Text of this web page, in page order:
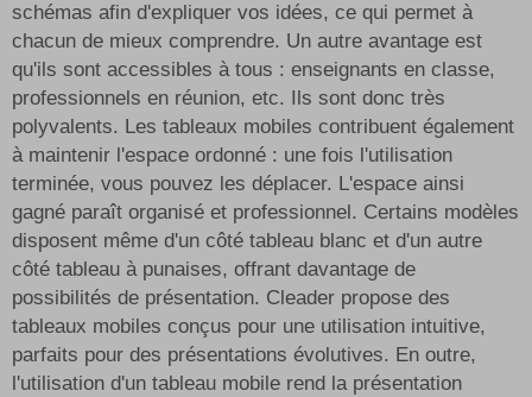
schémas afin d'expliquer vos idées, ce qui permet à
chacun de mieux comprendre. Un autre avantage est
qu'ils sont accessibles à tous : enseignants en classe,
professionnels en réunion, etc. Ils sont donc très
polyvalents. Les tableaux mobiles contribuent également
à maintenir l'espace ordonné : une fois l'utilisation
terminée, vous pouvez les déplacer. L'espace ainsi
gagné paraît organisé et professionnel. Certains modèles
disposent même d'un côté tableau blanc et d'un autre
côté tableau à punaises, offrant davantage de
possibilités de présentation. Cleader propose des
tableaux mobiles conçus pour une utilisation intuitive,
parfaits pour des présentations évolutives. En outre,
l'utilisation d'un tableau mobile rend la présentation